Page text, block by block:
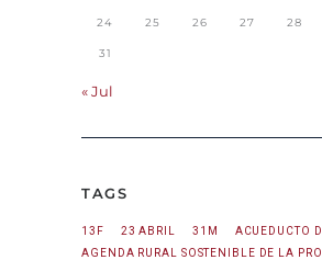
24 25 26 27 28
31
« Jul
TAGS
13F 23 ABRIL 31M
ACUEDUCTO
AGENDA RURAL SOSTENIBLE DE LA